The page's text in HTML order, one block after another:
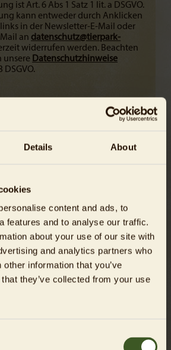
Details About
content and ads, to
features and to analyse our traffic.
about your use of our site with
and analytics partners who
information that you’ve
they’ve collected from your use
ist Art. 6 Abs 1 Satz 1 lit. a DSGVO.
kann entweder durch Anklicken
in der Newsletter-E-Mail oder
an datenschutz@tierpark-
widerrufen werden. Beachten
unsere Datenschutzhinweise
DSGVO.
für den Spezial-Newsletter rund
von Zoo und
– besonders interessant für
Horte.